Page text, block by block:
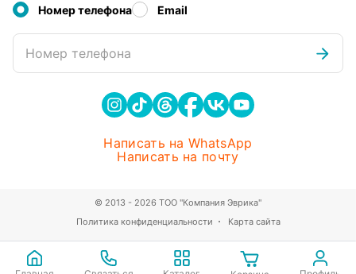
Номер телефона Email
Номер телефона
Написать на WhatsApp
Написать на почту
Политика конфиденциальности Карта сайта
© 2013 - 2026 ТОО "Компания Эврика"